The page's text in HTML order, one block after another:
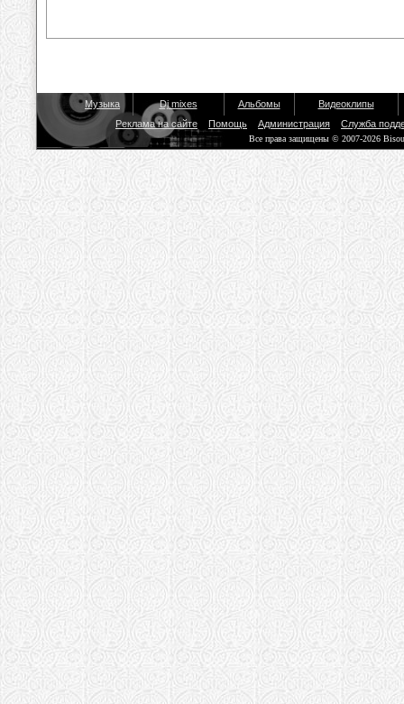
Музыка Dj mixes Альбомы
Видеоклипы
Реклама на сайте
Помощь Администрация Служба
Все права защищены © 2007-2026